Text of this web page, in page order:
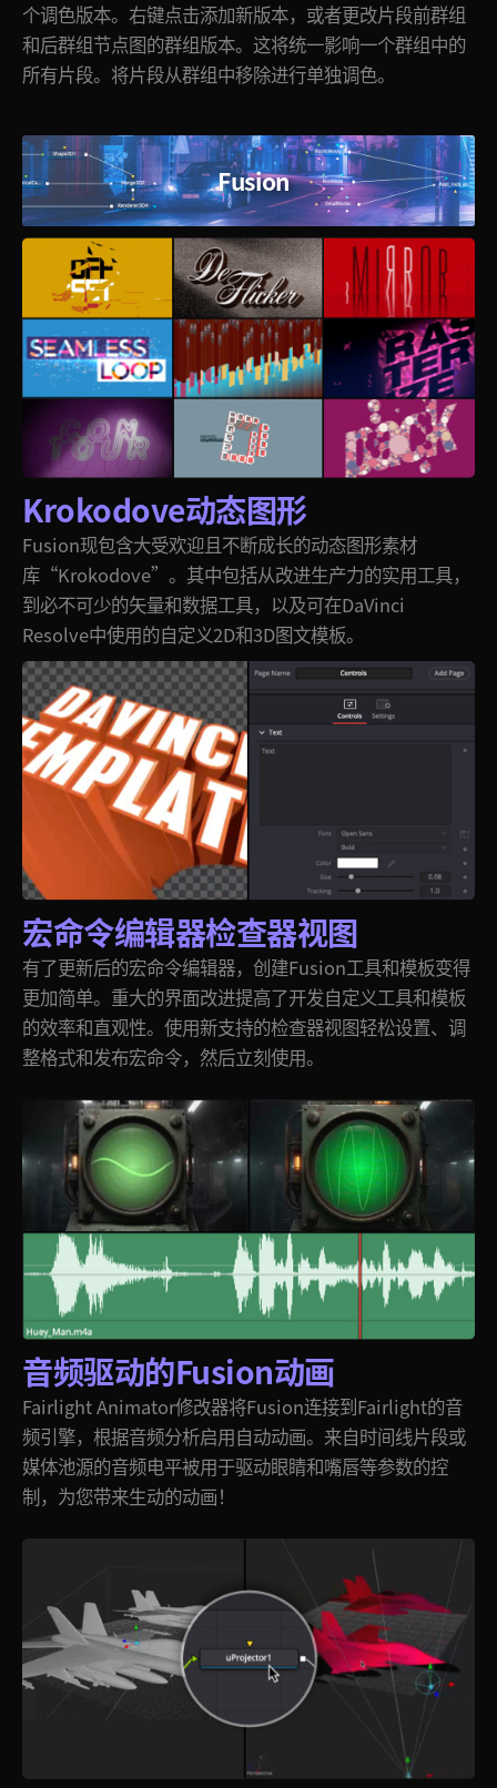
个调色版本。右键点击添加新版本，或者更改片段前群组
和后群组节点图的群组版本。这将统一影响一个群组中的
所有片段。 将片段从群组中移除进行单独调色。
Fusion
Krokodove动态图形
Fusion现包含大受欢迎且不断成长的动态图形素材
库“Krokodove”。其中包括从改进生产力的实用工具，
到必不可少的矢量和数据工具，以及可在DaVinci
Resolve中使用的自定义2D和3D图文模板。
宏命令编辑器检查器视图
有了更新后的宏命令编辑器，创建Fusion工具和模板变得
更加简单。重大的界面改进提高了开发自定义工具和模板
的效率和直观性。使用新支持的检查器视图轻松设置、调
整格式和发布宏命令，然后立刻使用。
音频驱动的Fusion动画
Fairlight Animator修改器将Fusion连接到Fairlight的音
频引擎， 根据音频分析启用自动动画。来自时间线片段或
媒体池源的音频电平被用于驱动眼睛和嘴唇等参数的控
制，为您带来生动的动画！